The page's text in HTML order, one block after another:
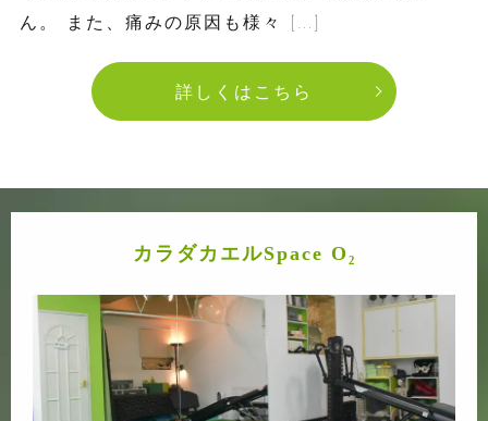
ん。 また、痛みの原因も様々 […]
詳しくはこちら
カラダカエルSpace O₂